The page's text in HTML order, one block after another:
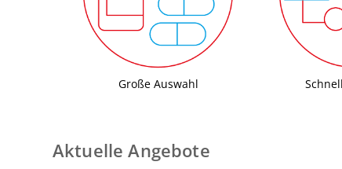
Große Auswahl
Aktuelle Angebote